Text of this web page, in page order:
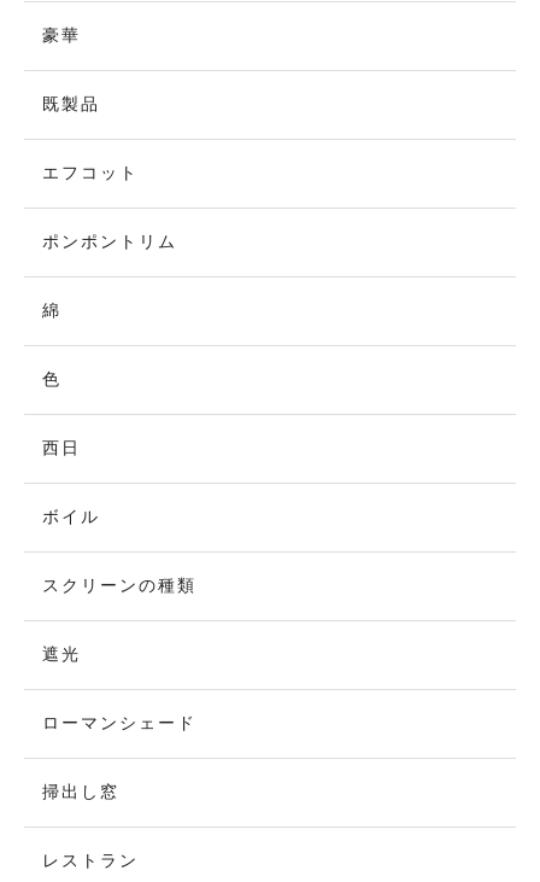
豪華
既製品
エフコット
ポンポントリム
綿
色
西日
ボイル
スクリーンの種類
遮光
ローマンシェード
掃出し窓
レストラン